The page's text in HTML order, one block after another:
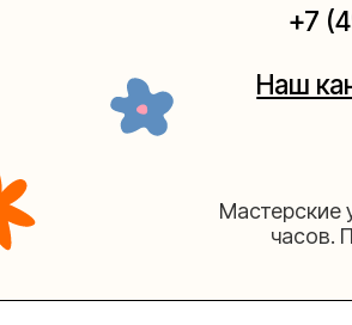
Москва, ул.Плющиха, дом 42
Мастерская на Плющихе
+7 (980) 495-03-13